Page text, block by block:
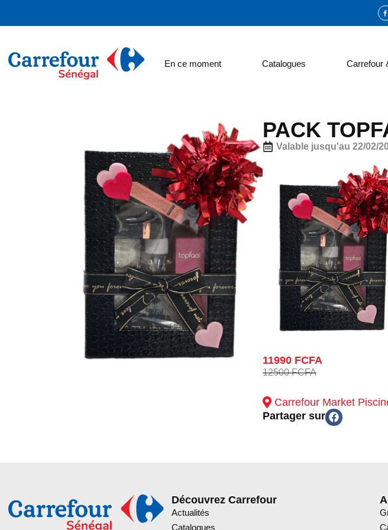
En ce moment Catalogues Carrefour
PACK
Valable jusqu'au 22/02/
11990 FCFA
12500 FCFA
Carrefour Market
Partager sur
Découvrez Carrefour
Actualités
Catalogues